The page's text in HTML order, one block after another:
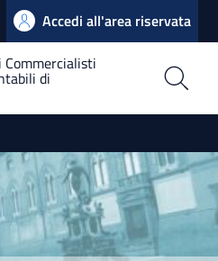
Accedi all'area riservata
di